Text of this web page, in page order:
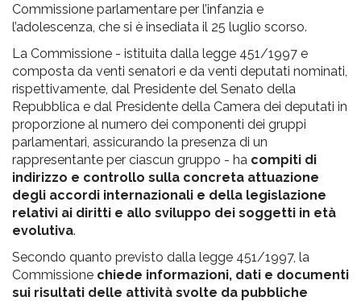
Commissione parlamentare per l’infanzia e
l’adolescenza, che si è insediata il 25 luglio scorso.
La Commissione - istituita dalla legge 451/1997 e
composta da venti senatori e da venti deputati nominati,
rispettivamente, dal Presidente del Senato della
Repubblica e dal Presidente della Camera dei deputati in
proporzione al numero dei componenti dei gruppi
parlamentari, assicurando la presenza di un
rappresentante per ciascun gruppo - ha compiti di
indirizzo e controllo sulla concreta attuazione
degli accordi internazionali e della legislazione
relativi ai diritti e allo sviluppo dei soggetti in età
evolutiva.
Secondo quanto previsto dalla legge 451/1997, la
Commissione chiede informazioni, dati e documenti
sui risultati delle attività svolte da pubbliche